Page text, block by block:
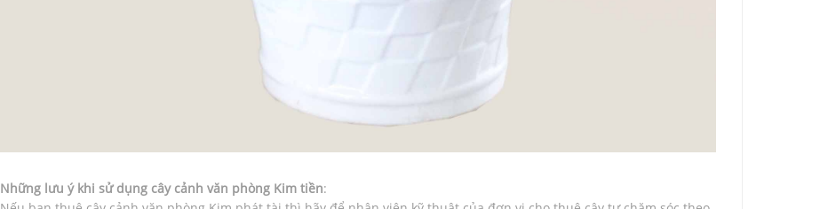
Những lưu ý khi sử dụng cây cảnh văn phòng Kim tiền: